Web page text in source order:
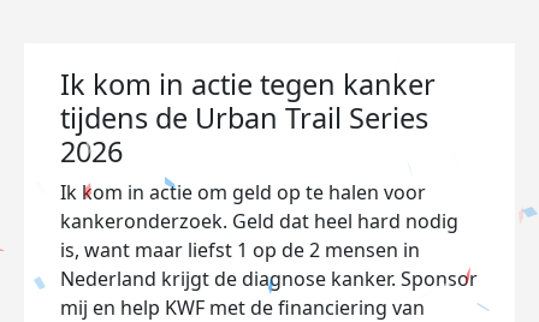
Ik kom in actie tegen kanker
tijdens de Urban Trail Series
2026
Ik kom in actie om geld op te halen voor
kankeronderzoek. Geld dat heel hard nodig
is, want maar liefst 1 op de 2 mensen in
Nederland krijgt de diagnose kanker. Sponsor
mij en help KWF met de financiering van